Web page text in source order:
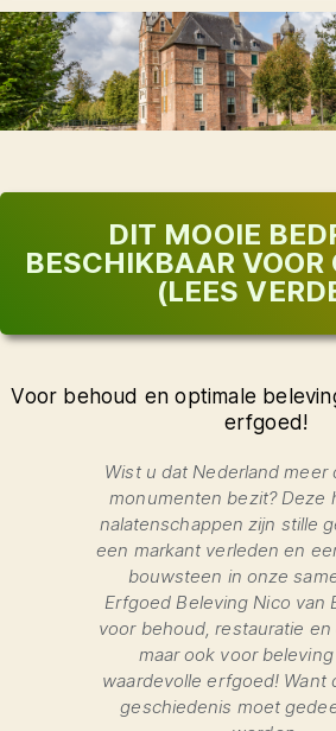
DIT MOOIE
BESCHIKBAAR VOOR
(LEES
Voor behoud en optimale
erfgoed!
Wist u dat Nederland meer
monumenten bezit? Deze
nalatenschappen zijn stille
een markant verleden en
bouwsteen in onze
Erfgoed Beleving Nico van
voor behoud, restauratie
maar ook voor
waardevolle erfgoed! Want
geschiedenis moet